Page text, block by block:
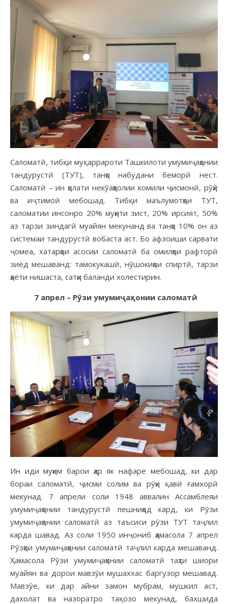
Саломатӣ, тибқи муқаррароти Ташкилоти умумиҷаҳонии
тандурустӣ (ТУТ), танҳо набудани беморӣ нест.
Саломатӣ – ин ҳолати некӯаҳволии комили ҷисмонӣ, рӯҳӣ
ва иҷтимоӣ мебошад. Тибқи маълумотҳои ТУТ,
саломатии инсонро 20% муҳити зист, 20% ирсият, 50%
аз тарзи зиндагӣ муайян мекунанд ва танҳо 10% он аз
системаи тандурустӣ вобаста аст. Бо афзоиши сарвати
ҷомеа, хатарҳои асосии саломатӣ ба омилҳои рафторӣ
зиёд мешаванд: тамокукашӣ, нӯшокиҳои спиртӣ, тарзи
ҳаёти нишаста, сатҳи баланди холестирин.
7 апрел – Рӯзи умумиҷаҳонии саломатӣ.
Ин иди муҳим барои ҳар як нафаре мебошад, ки дар
бораи саломатӣ, ҷисми солим ва рӯҳи қавӣ ғамхорӣ
мекунад. 7 апрели соли 1948 аввалин Ассамблеяи
умумиҷаҳонии тандурустӣ пешниҳод кард, ки Рӯзи
умумиҷаҳонии саломатӣ аз таъсиси рӯзи ТУТ таҷлил
карда шавад. Аз соли 1950 инҷониб ҳамасола 7 апрел
Рӯзҳои умумиҷаҳонии саломатӣ таҷлил карда мешаванд.
Ҳамасола Рӯзи умумиҷаҳонии саломатӣ таҳти шиори
муайян ва дорои мавзӯи мушаххас баргузор мешавад.
Мавзӯе, ки дар айни замон мубрам, мушкил аст,
дахолат ва назоратро тақозо мекунад, бахшида